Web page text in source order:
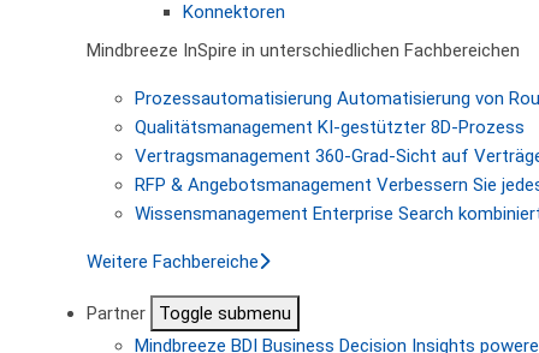
Konnektoren
Mindbreeze InSpire in unterschiedlichen Fachbereichen
Prozessautomatisierung Automatisierung von
Qualitätsmanagement KI-gestützter 8D-Prozess
Vertragsmanagement 360-Grad-Sicht auf
RFP & Angebotsmanagement Verbessern Sie
Wissensmanagement Enterprise Search
Weitere Fachbereiche
Partner
Toggle submenu
Mindbreeze BDI Business Decision Insights